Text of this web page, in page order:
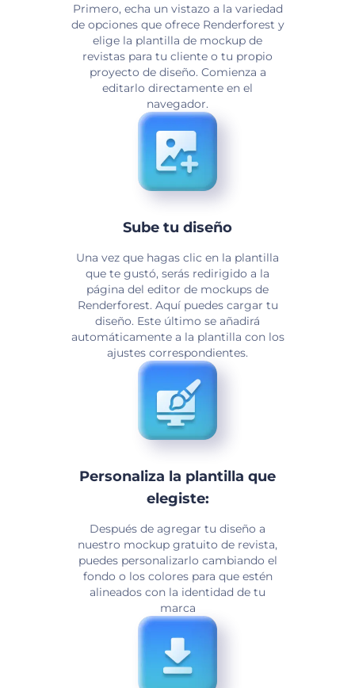
Primero, echa un vistazo a la variedad
de opciones que ofrece Renderforest y
elige la plantilla de mockup de
revistas para tu cliente o tu propio
proyecto de diseño. Comienza a
editarlo directamente en el
navegador.
Sube tu diseño
Una vez que hagas clic en la plantilla
que te gustó, serás redirigido a la
página del editor de mockups de
Renderforest. Aquí puedes cargar tu
diseño. Este último se añadirá
automáticamente a la plantilla con los
ajustes correspondientes.
Personaliza la plantilla que
elegiste:
Después de agregar tu diseño a
nuestro mockup gratuito de revista,
puedes personalizarlo cambiando el
fondo o los colores para que estén
alineados con la identidad de tu
marca